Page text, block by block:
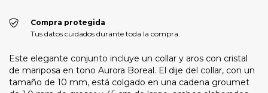
Compra protegida
Tus datos cuidados durante toda la compra.
Este elegante conjunto incluye un collar y aros con cristal
de mariposa en tono Aurora Boreal. El dije del collar, con un
tamaño de 10 mm, está colgado en una cadena groumet